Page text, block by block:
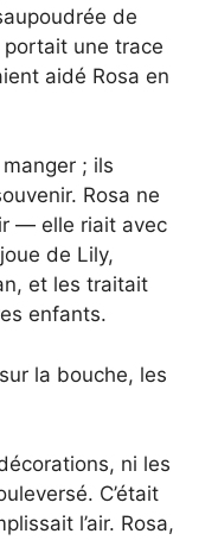
de
une trace
aidé Rosa en
; ils
Rosa ne
— elle riait avec
de Lily,
et les traitait
enfants.
la bouche, les
ni les
C’était
l’air. Rosa,